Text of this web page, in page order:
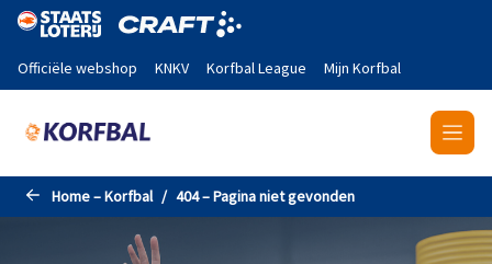
Naar de hoofdinhoud gaan
Officiële webshop KNKV Korfbal League Mijn Korfbal
Home – Korfbal 404 – Pagina niet gevonden